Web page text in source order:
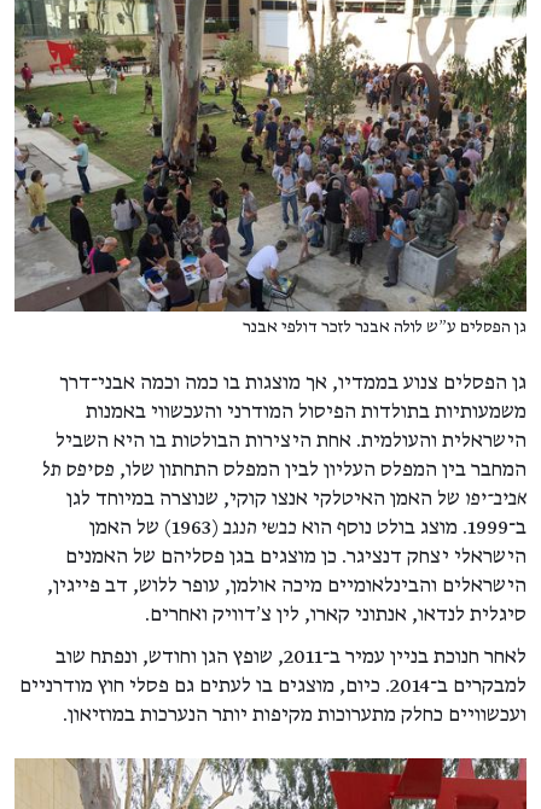
גן הפסלים ע״ש לולה אבנר לזכר דולפי אבנר
גן הפסלים צנוע בממדיו, אך מוצגות בו כמה וכמה אבני־דרך
משמעותיות בתולדות הפיסול המודרני והעכשווי באמנות
הישראלית והעולמית. אחת היצירות הבולטות בו היא השביל
המחבר בין המפלס העליון לבין המפלס התחתון שלו, פסיפס תל
אביב־יפו של האמן האיטלקי אנצו קוקי, שנוצרה במיוחד לגן
ב־1999. מוצג בולט נוסף הוא
כבשי הנגב
(1963) של האמן
הישראלי יצחק דנציגר. כן מוצגים בגן פסליהם של האמנים
הישראלים והבינלאומיים מיכה אולמן, עופר ללוש, דב פייגין,
סיגלית לנדאו, אנתוני קארו, לין צ׳דוויק ואחרים.
לאחר חנוכת בניין עמיר ב־2011, שופץ הגן וחודש, ונפתח שוב
למבקרים ב־2014. כיום, מוצגים בו לעתים גם פסלי חוץ מודרניים
ועכשוויים כחלק מתערוכות מקיפות יותר הנערכות במוזיאון.